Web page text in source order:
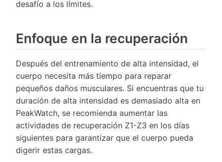
desafío a los límites.
Enfoque en la recuperación
Después del entrenamiento de alta intensidad, el
cuerpo necesita más tiempo para reparar
pequeños daños musculares. Si encuentras que tu
duración de alta intensidad es demasiado alta en
PeakWatch, se recomienda aumentar las
actividades de recuperación Z1-Z3 en los días
siguientes para garantizar que el cuerpo pueda
digerir estas cargas.